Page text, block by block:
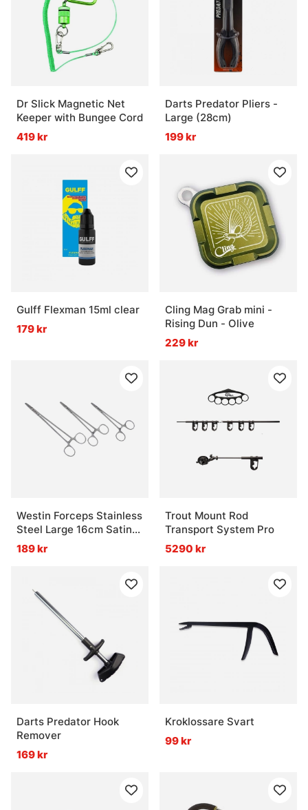
Dr Slick Magnetic Net
Keeper with Bungee Cord
419 kr
Darts Predator Pliers -
Large (28cm)
199 kr
Gulff Flexman 15ml clear
179 kr
Cling Mag Grab mini -
Rising Dun - Olive
229 kr
Westin Forceps Stainless
Steel Large 16cm Satin
Finish
189 kr
Trout Mount Rod
Transport System Pro
5290 kr
Darts Predator Hook
Remover
169 kr
Kroklossare Svart
99 kr